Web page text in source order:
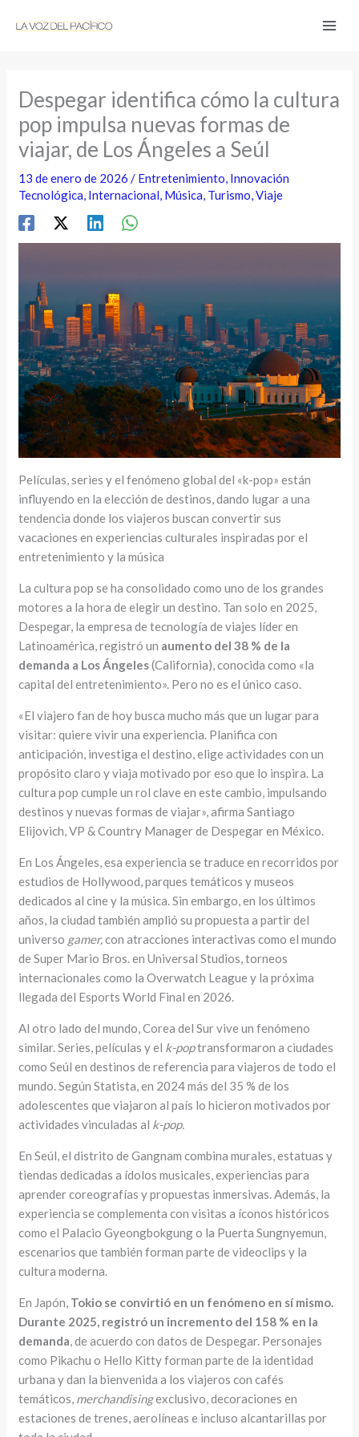
Despegar identifica cómo la cultura
pop impulsa nuevas formas de
viajar, de Los Ángeles a Seúl
13 de enero de 2026/ Entretenimiento, Innovación
Tecnológica, Internacional, Música, Turismo,Viaje
Películas, series y el fenómeno global del «k-pop» están
influyendo en la elección de destinos, dando lugar a una
tendencia donde los viajeros buscan convertir sus
vacaciones en experiencias culturales inspiradas por el
entretenimiento y la música
La cultura pop se ha consolidado como uno de los grandes
motores a la hora de elegir un destino. Tan solo en 2025,
Despegar, la empresa de tecnología de viajes líder en
Latinoamérica, registró un aumento del 38 % de la
demanda a Los Ángeles(California), conocida como «la
capital del entretenimiento». Pero no es el único caso.
«El viajero fan de hoy busca mucho más que un lugar para
visitar: quiere vivir una experiencia. Planifica con
anticipación, investiga el destino, elige actividades con un
propósito claro y viaja motivado por eso que lo inspira. La
cultura pop cumple un rol clave en este cambio, impulsando
destinos y nuevas formas de viajar», afirma Santiago
Elijovich, VP & Country Manager de Despegar en México.
En Los Ángeles, esa experiencia se traduce en recorridos por
estudios de Hollywood, parques temáticos y museos
dedicados al cine y la música. Sin embargo, en los últimos
años, la ciudad también amplió su propuesta a partir del
universo gamer,con atracciones interactivas como el mundo
de Super Mario Bros. en Universal Studios, torneos
internacionales como la Overwatch League y la próxima
llegada del Esports World Final en 2026.
Al otro lado del mundo, Corea del Sur vive un fenómeno
similar. Series, películas y el k-poptransformaron a ciudades
como Seúl en destinos de referencia para viajeros de todo el
mundo. Según Statista, en 2024 más del 35 % de los
adolescentes que viajaron al país lo hicieron motivados por
actividades vinculadas al k-pop.
En Seúl, el distrito de Gangnam combina murales, estatuas y
tiendas dedicadas a ídolos musicales, experiencias para
aprender coreografías y propuestas inmersivas. Además, la
experiencia se complementa con visitas a íconos históricos
como el Palacio Gyeongbokgung o la Puerta Sungnyemun,
escenarios que también forman parte de videoclips y la
cultura moderna.
En Japón, Tokio se convirtió en un fenómeno en sí mismo.
Durante 2025, registró un incremento del 158 % en la
demanda, de acuerdo con datos de Despegar. Personajes
como Pikachu o Hello Kitty forman parte de la identidad
urbana y dan la bienvenida a los viajeros con cafés
temáticos, merchandisingexclusivo, decoraciones en
estaciones de trenes, aerolíneas e incluso alcantarillas por